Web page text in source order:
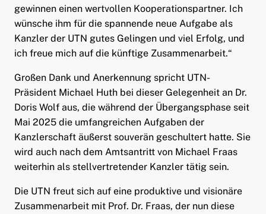
gewinnen einen wertvollen Kooperationspartner. Ich
wünsche ihm für die spannende neue Aufgabe als
Kanzler der UTN gutes Gelingen und viel Erfolg, und
ich freue mich auf die künftige Zusammenarbeit.“
Großen Dank und Anerkennung spricht UTN-
Präsident Michael Huth bei dieser Gelegenheit an Dr.
Doris Wolf aus, die während der Übergangsphase seit
Mai 2025 die umfangreichen Aufgaben der
Kanzlerschaft äußerst souverän geschultert hatte. Sie
wird auch nach dem Amtsantritt von Michael Fraas
weiterhin als stellvertretender Kanzler tätig sein.
Die UTN freut sich auf eine produktive und visionäre
Zusammenarbeit mit Prof. Dr. Fraas, der nun diese